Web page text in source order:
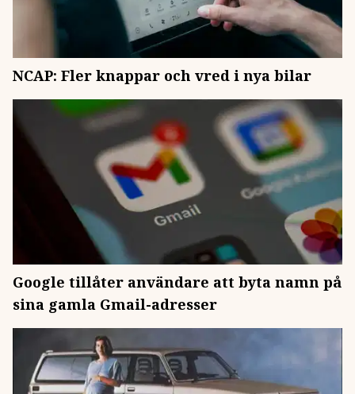
NCAP: Fler knappar och vred i nya bilar
Google tillåter användare att byta namn på
sina gamla Gmail-adresser